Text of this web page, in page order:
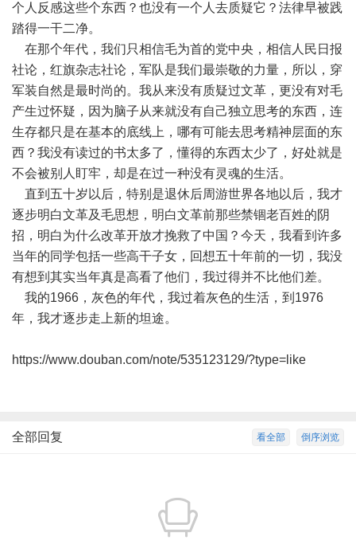
个人反感这些个东西？也没有一个人去质疑它？法律早被践
踏得一干二净。
在那个年代，我们只相信毛为首的党中央，相信人民日报
社论，红旗杂志社论，军队是我们最崇敬的力量，所以，穿
军装自然是最时尚的。我从来没有质疑过文革，更没有对毛
产生过怀疑，因为脑子从来就没有自己独立思考的东西，连
生存都只是在基本的底线上，哪有可能去思考精神层面的东
西？我没有读过的书太多了，懂得的东西太少了，好处就是
不会被别人盯牢，却是在过一种没有灵魂的生活。
直到五十岁以后，特别是退休后周游世界各地以后，我才
逐步明白文革及毛思想，明白文革前那些禁锢老百姓的阴
招，明白为什么改革开放才挽救了中国？今天，我看到许多
当年的同学包括一些高干子女，回想五十年前的一切，我没
有想到其实当年真是高看了他们，我过得并不比他们差。
我的1966，灰色的年代，我过着灰色的生活，到1976
年，我才逐步走上新的坦途。
https://www.douban.com/note/535123129/?type=like
倒序浏览
看全部
全部回复